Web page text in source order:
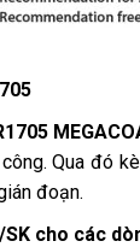
Qua đó
đoạn.
cho các